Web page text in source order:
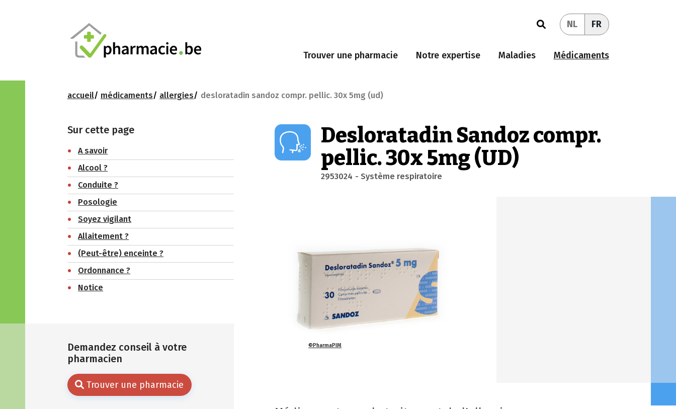
NL FR
Trouver une pharmacie Notre expertise Maladies Médicaments
accueil médicaments allergies desloratadin sandoz compr. pellic. 30x 5mg (ud)
Demandez conseil à votre
pharmacien
Trouver une pharmacie
Sur cette page
A savoir
Alcool ?
Conduite ?
Posologie
Soyez vigilant
Allaitement ?
(Peut-être) enceinte ?
Ordonnance ?
Notice
Desloratadin Sandoz compr.
pellic. 30x 5mg (UD)
2953024 - Système respiratoire
©PharmaPIM